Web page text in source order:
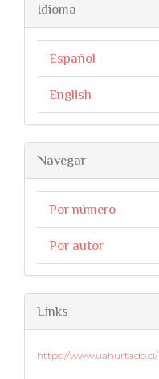
Idioma
Español
English
Navegar
Por número
Por autor
Links
https://www.uahurtado.cl/